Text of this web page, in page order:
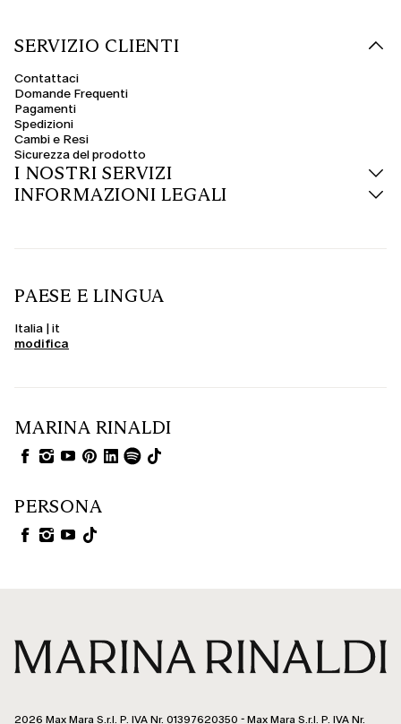
SERVIZIO CLIENTI
Contattaci
Domande Frequenti
Pagamenti
Spedizioni
Cambi e Resi
Sicurezza del prodotto
I NOSTRI SERVIZI
INFORMAZIONI LEGALI
PAESE E LINGUA
Italia | it
modifica
MARINA RINALDI
PERSONA
2026 Max Mara S.r.l. P. IVA Nr. 01397620350 - Max Mara S.r.l. P. IVA Nr.